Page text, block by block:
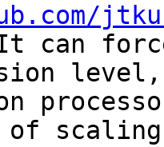
force
level,
of scaling